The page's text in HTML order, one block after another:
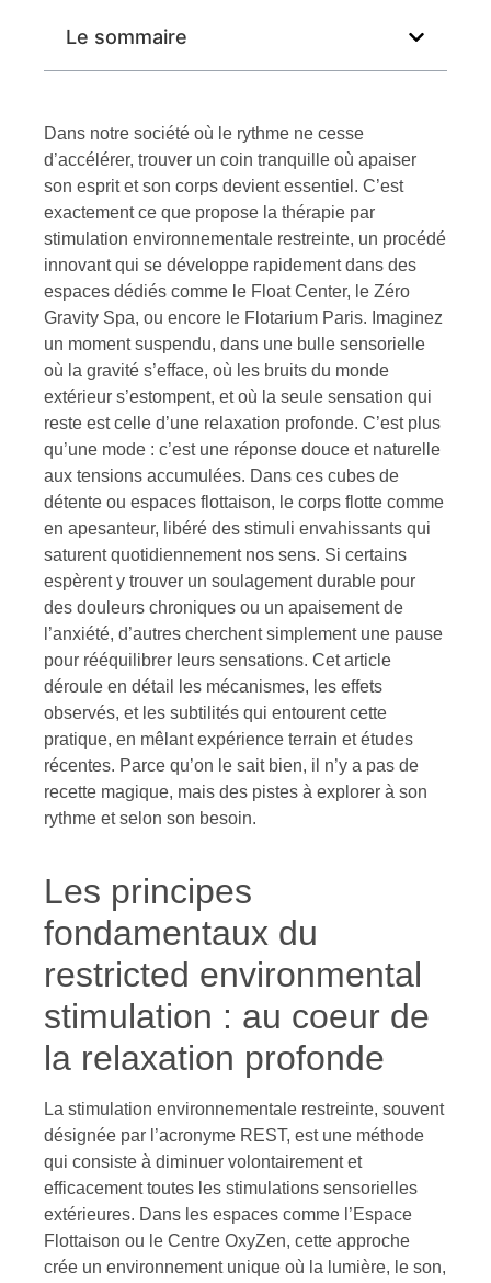
Le sommaire
Dans notre société où le rythme ne cesse
d’accélérer, trouver un coin tranquille où apaiser
son esprit et son corps devient essentiel. C’est
exactement ce que propose la thérapie par
stimulation environnementale restreinte, un procédé
innovant qui se développe rapidement dans des
espaces dédiés comme le Float Center, le Zéro
Gravity Spa, ou encore le Flotarium Paris. Imaginez
un moment suspendu, dans une bulle sensorielle
où la gravité s’efface, où les bruits du monde
extérieur s’estompent, et où la seule sensation qui
reste est celle d’une relaxation profonde. C’est plus
qu’une mode : c’est une réponse douce et naturelle
aux tensions accumulées. Dans ces cubes de
détente ou espaces flottaison, le corps flotte comme
en apesanteur, libéré des stimuli envahissants qui
saturent quotidiennement nos sens. Si certains
espèrent y trouver un soulagement durable pour
des douleurs chroniques ou un apaisement de
l’anxiété, d’autres cherchent simplement une pause
pour rééquilibrer leurs sensations. Cet article
déroule en détail les mécanismes, les effets
observés, et les subtilités qui entourent cette
pratique, en mêlant expérience terrain et études
récentes. Parce qu’on le sait bien, il n’y a pas de
recette magique, mais des pistes à explorer à son
rythme et selon son besoin.
Les principes
fondamentaux du
restricted environmental
stimulation : au coeur de
la relaxation profonde
La stimulation environnementale restreinte, souvent
désignée par l’acronyme REST, est une méthode
qui consiste à diminuer volontairement et
efficacement toutes les stimulations sensorielles
extérieures. Dans les espaces comme l’Espace
Flottaison ou le Centre OxyZen, cette approche
crée un environnement unique où la lumière, le son,